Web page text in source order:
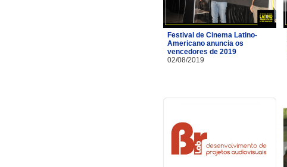
Festival de Cinema Latino-
Americano anuncia os
vencedores de 2019
02/08/2019